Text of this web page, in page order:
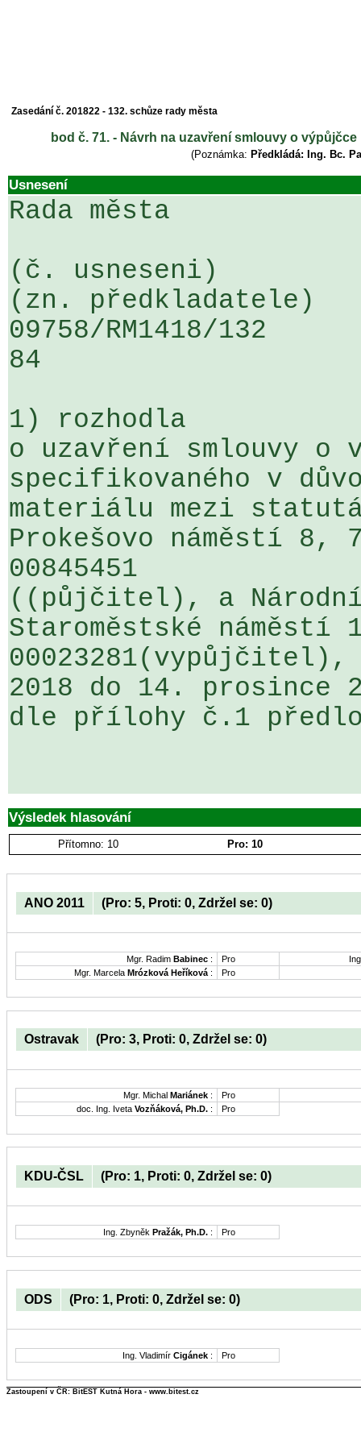
Zasedání č. 201822 - 132. schůze rady města
bod č. 71. - Návrh na uzavření smlouvy o
(Poznámka: Předkládá: Ing. Bc.
Usnesení
Rada města
(č. usneseni)
(zn. předkladatele)
09758/RM1418/
84
1) rozhodla
o uzavření smlouvy o
specifikovaného v
materiálu mezi
Prokešovo náměstí 8,
00845451
((půjčitel), a
Staroměstské
2018 do 14. prosince
dle přílohy č.1
Výsledek hlasování
Přítomno: 10 Pro: 10
ANO 2011 (Pro: 5, Proti: 0, Zdržel se: 0)
Mgr. Radim Babinec : Pro
Mgr. Marcela Mrózková Heříková : Pro
Ostravak (Pro: 3, Proti: 0, Zdržel se: 0)
Mgr. Michal Mariánek :
Pro
doc. Ing. Iveta Vozňáková, Ph.D. : Pro
KDU-ČSL (Pro: 1, Proti: 0, Zdržel se: 0)
Ing. Zbyněk Pražák, Ph.D. : Pro
ODS (Pro: 1, Proti: 0, Zdržel se: 0)
Ing. Vladimír Cigánek : Pro
Zastoupení v ČR: BitEST Kutná Hora - www.bitest.cz